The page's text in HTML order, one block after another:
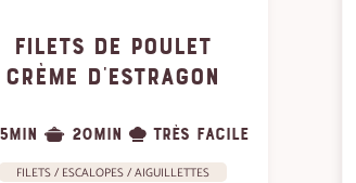
FILETS DE POULET
CRÈME D’ESTRAGON
5MIN 20MIN TRÈS FACILE
FILETS / ESCALOPES / AIGUILLETTES